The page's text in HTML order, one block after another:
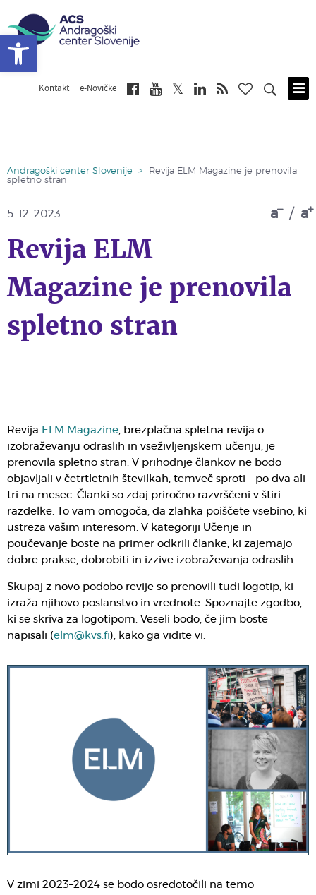
Kontakt e-Novičke
Andragoški center Slovenije >
Revija ELM Magazine je prenovila
spletno stran
a / a
5. 12. 2023
Revija ELM
Magazine je prenovila
spletno stran
Revija ELM Magazine, brezplačna spletna revija o
izobraževanju odraslih in vseživljenjskem učenju, je
prenovila spletno stran. V prihodnje člankov ne bodo
objavljali v četrtletnih številkah, temveč sproti – po dva ali
tri na mesec. Članki so zdaj priročno razvrščeni v štiri
razdelke. To vam omogoča, da zlahka poiščete vsebino, ki
ustreza vašim interesom. V kategoriji Učenje in
poučevanje boste na primer odkrili članke, ki zajemajo
dobre prakse, dobrobiti in izzive izobraževanja odraslih.
Skupaj z novo podobo revije so prenovili tudi logotip, ki
izraža njihovo poslanstvo in vrednote. Spoznajte zgodbo,
ki se skriva za logotipom. Veseli bodo, če jim boste
napisali (elm@kvs.fi), kako ga vidite vi.
V zimi 2023–2024 se bodo osredotočili na temo
Open toolbar